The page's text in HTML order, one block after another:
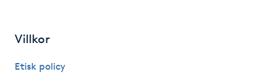
Villkor
Etisk policy